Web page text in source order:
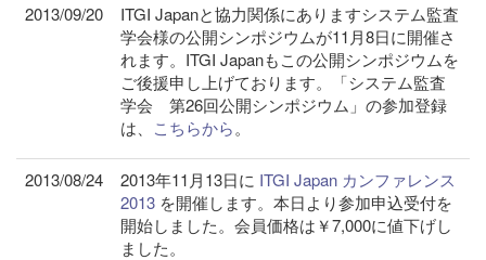
2013/09/20
ITGI Japanと協力関係にありますシステム監査
学会様の公開シンポジウムが11月8日に開催さ
れます。ITGI Japanもこの公開シンポジウムを
ご後援申し上げております。「システム監査
学会 第26回公開シンポジウム」の参加登録
は、 こちらから。
2013/08/24 2013年11月13日に ITGI Japan カンファレンス
2013 を開催します。本日より参加申込受付を
開始しました。会員価格は￥7,000に値下げし
ました。